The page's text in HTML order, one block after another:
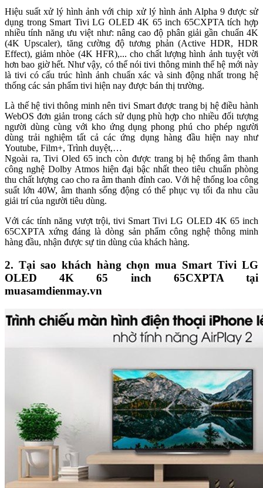
chuẩn nét. Ngoài ra còn sử dụng Công nghệ 4K Cinema HDR giúp
cho việc hiển thị màu sắc của tivi được chân thật hơn giữa các vùng
sáng - tối làm cho người xem cảm giác thỏa mãn bởi độ rõ nét cực
cao.
Hiệu suất xử lý hình ảnh với chip xử lý hình ảnh Alpha 9 được sử
dụng trong Smart Tivi LG OLED 4K 65 inch 65CXPTA tích hợp
nhiều tính năng ưu việt như: nâng cao độ phân giải gần chuẩn 4K
Effect), giảm nhòe (4K HFR),... cho chất lượng hình ảnh tuyệt vời
hơn bao giờ hết. Như vậy, có thể nói tivi thông minh thế hệ mới này
là tivi có cấu trúc hình ảnh chuẩn xác và sinh động nhất trong hệ
thống các sản phẩm tivi hiện nay được bán thị trường.
Là thế hệ tivi thông minh nên tivi Smart được trang bị hệ điều hành
WebOS đơn giản trong cách sử dụng phù hợp cho nhiều đối tượng
người dùng cùng với kho ứng dụng phong phú cho phép người
dùng trải nghiệm tất cả các ứng dụng hàng đầu hiện nay như
Youtube, Film+, Trình duyệt,…
công nghệ Dolby Atmos hiện đại bậc nhất theo tiêu chuẩn phòng
thu chất lượng cao cho ra âm thanh đỉnh cao. Với hệ thống loa công
suất lớn 40W, âm thanh sống động có thể phục vụ tối đa nhu cầu
Với các tính năng vượt trội, tivi Smart Tivi LG OLED 4K 65 inch
65CXPTA xứng đáng là dòng sản phẩm công nghệ thông minh
hàng đầu, nhận được sự tin dùng của khách hàng.
2. Tại sao khách hàng chọn mua Smart Tivi LG
OLED 4K 65 inch 65CXPTA tại